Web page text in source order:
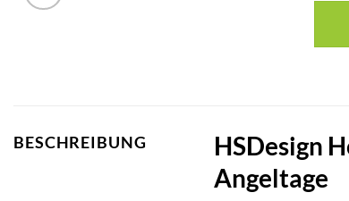
BESCHREIBUNG
HSDesign
Angeltage